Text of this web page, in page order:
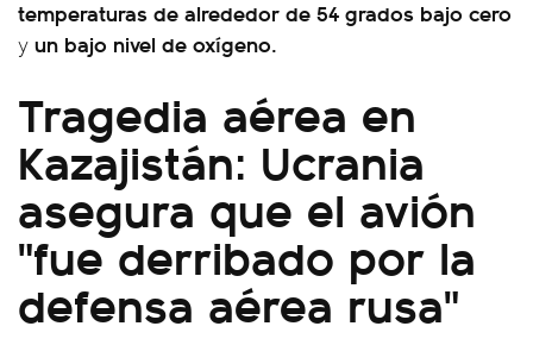
temperaturas de alrededor de 54 grados bajo cero
y un bajo nivel de oxígeno.
Tragedia aérea en
Kazajistán: Ucrania
asegura que el avión
"fue derribado por la
defensa aérea rusa"